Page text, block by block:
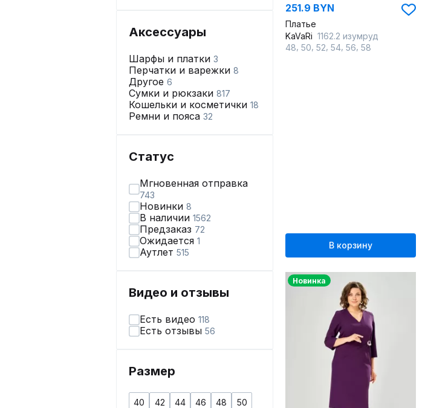
Аксессуары
Шарфы и платки 3
Перчатки и варежки 8
Другое 6
Сумки и рюкзаки 817
Кошельки и косметички 18
Ремни и пояса 32
Статус
Мгновенная отправка
743
Новинки 8
В наличии 1562
Предзаказ 72
Ожидается 1
Аутлет 515
Видео и отзывы
Есть видео 118
Есть отзывы 56
Размер
40 42 44 46 48
50
251.9 BYN
Платье
KaVaRi 1162.2 изумруд
48 50 52 54 56 58
В корзину
Новинка